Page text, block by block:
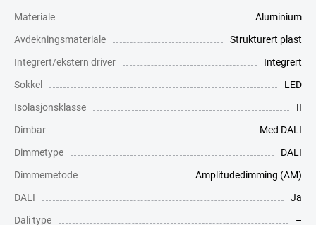
Materiale
Aluminium
Avdekningsmateriale
Strukturert plast
Integrert/ekstern driver
Integrert
Sokkel
LED
Isolasjonsklasse
II
Dimbar
Med DALI
Dimmetype
DALI
Dimmemetode
Amplitudedimming (AM)
DALI
Ja
Dali type
–